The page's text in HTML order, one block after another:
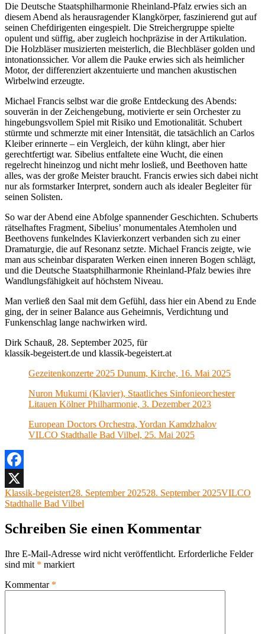
Die Deutsche Staatsphilharmonie Rheinland-Pfalz erwies sich an
diesem Abend als herausragender Klangkörper, faszinierend gut auf
seinen Chefdirigenten eingespielt. Die Streichergruppe spielte
opulent und süffig, aber zugleich hochpräzise in der Artikulation.
Die Holzbläser musizierten meisterlich, die Blechbläser golden und
intonationssicher. Vor allem die Pauke erwies sich als heimlicher
Motor, der differenziert akzentuierte und manchen akustischen
Wirbelwind erzeugte.
Michael Francis selbst war die große Entdeckung des Abends:
souverän in der Zeichengebung, motivierte er sein Orchester zu
hingebungsvollem Spiel mit Risiko und Emotionalität. Schubert
stürmte und schmerzte mit einer Intensität, die tatsächlich an Carlos
Kleiber erinnerte – ein Vergleich, der kühn klingt, aber hier
gerechtfertigt war. Sibelius entfaltete eine Wucht, die einen
regelrecht hineinzog und nicht mehr losließ, und Beethoven hatte
alles, was der große Meister braucht. Francis erwies sich dabei nicht
nur als formstarker Interpret, sondern auch als idealer Begleiter für
seinen Solisten.
So war der Abend eine Abfolge spannender Geschichten. Schuberts
rätselhaftes Fragment, Sibelius’ monumentales Atemholen und
Beethovens funkelndes Klavierkonzert verbanden sich zu einer
Dramaturgie, die auf Resonanz setzte. Michael Francis zeigte, wie
man aus scheinbar disparaten Werken einen inneren Bogen schlägt,
und die Deutsche Staatsphilharmonie Rheinland-Pfalz bewies ihre
Wandlungsfähigkeit auf höchstem Niveau.
Man verließ den Saal mit dem Gefühl, dass hier ein Abend zu Ende
ging, der in seiner Balance aus Geheimnis, Verdichtung und
Funkenschlag lange nachwirken wird.
Dirk Schauß, 28. September 2025, für
klassik-begeistert.de und klassik-begeistert.at
Gezeitenkonzerte 2025 Dunum, Kirche, 16. Mai 2025
Nuron Mukumi (Klavier), Staatliches Sinfonieorchester
Litauen Kölner Philharmonie, 3. Dezember 2023
European Doctors Orchestra, Yordan Kamdzhalov
VILCO Stadthalle Bad Vilbel, 25. Mai 2025
Facebook
X
Autor
Klassik-begeistertVeröffentlicht
am
28. September 202528. September 2025Kategorien
VILCO
Stadthalle Bad Vilbel
Schreiben Sie einen Kommentar
Ihre E-Mail-Adresse wird nicht veröffentlicht. Erforderliche Felder
sind mit * markiert
Kommentar *